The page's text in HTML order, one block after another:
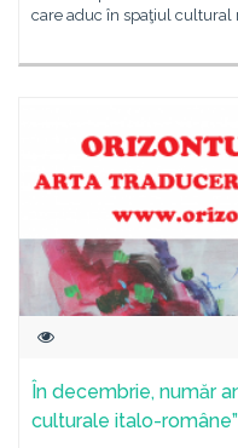
care aduc în spaţiul cultural
În decembrie, număr
culturale italo-române”